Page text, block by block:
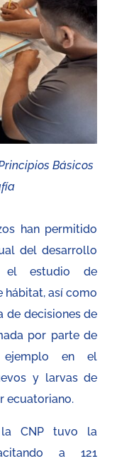
Básicos
han permitido
del desarrollo
el estudio de
hábitat, así como
de decisiones de
por parte de
en el
y larvas de
ecuatoriano.
la CNP tuvo la
a 121